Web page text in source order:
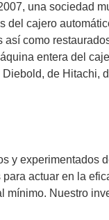
una sociedad
del cajero
como
entera del
de Hitachi,
y experimentados
actuar en la
mínimo. Nuestro